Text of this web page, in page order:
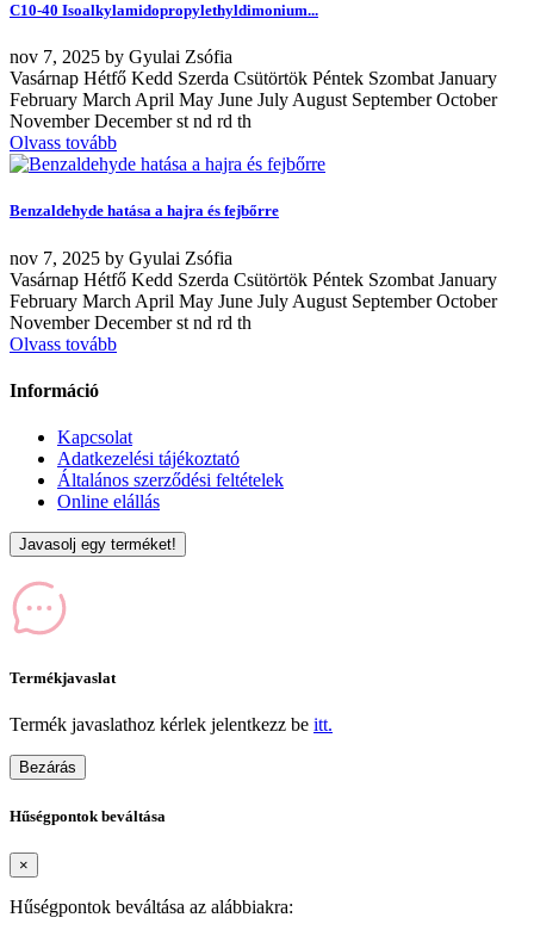
C10-40 Isoalkylamidopropylethyldimonium...
nov 7, 2025 by Gyulai Zsófia
Vasárnap Hétfő Kedd Szerda Csütörtök Péntek Szombat January
February March April May June July August September October
November December st nd rd th
Olvass tovább
Benzaldehyde hatása a hajra és fejbőrre
nov 7, 2025 by Gyulai Zsófia
Vasárnap Hétfő Kedd Szerda Csütörtök Péntek Szombat January
February March April May June July August September October
November December st nd rd th
Olvass tovább
Információ
Kapcsolat
Adatkezelési tájékoztató
Általános szerződési feltételek
Online elállás
Javasolj egy terméket!
Termékjavaslat
Termék javaslathoz kérlek jelentkezz be itt.
Bezárás
Hűségpontok beváltása
×
Hűségpontok beváltása az alábbiakra: